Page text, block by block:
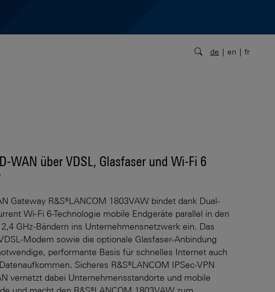
de en fr
WAN über VDSL, Glasfaser und Wi-Fi 6
Gateway R&S®LANCOM 1803VAW bindet dank Dual-
Wi-Fi 6-Technologie mobile Endgeräte parallel in den
2,4 GHz-Bändern ins Unter­nehmensnetzwerk ein. Das
Modem sowie die optionale Glasfaser-Anbindung
performante Basis für schnelles Internet auch
Sicheres R&S®LANCOM IPSec-VPN
vernetzt dabei Unter­nehmens­standorte und mobile